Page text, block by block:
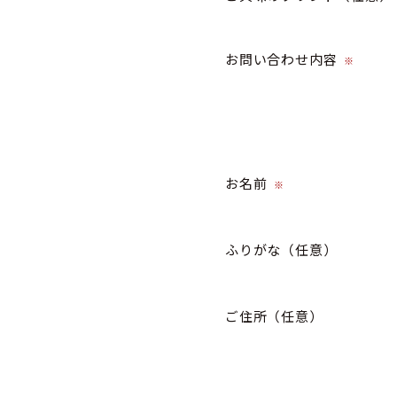
お問い合わせ内容 ※
お名前 ※
ふりがな （任意）
ご住所 （任意）